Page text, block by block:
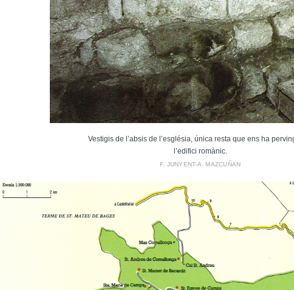
Vestigis de l’absis de l’església, única resta que ens ha
l’edifici romànic.
F. JUNYENT-A. MAZCUÑAN